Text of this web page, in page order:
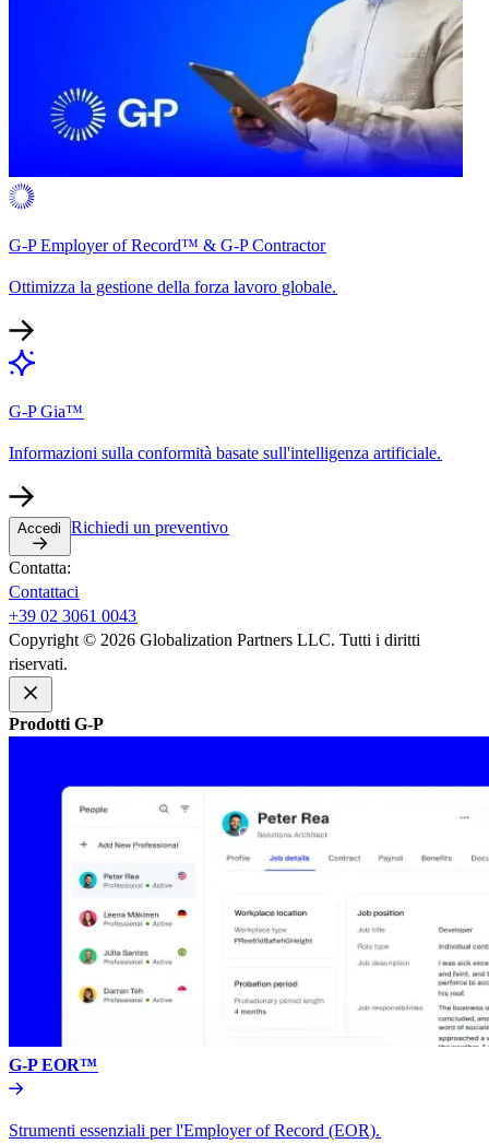
G-P Employer of Record™ & G-P Contractor​​
Ottimizza la gestione della forza lavoro globale.​​
G-P Gia™​​
Informazioni sulla conformità basate sull'intelligenza artificiale.​​
Accedi​​ Richiedi un preventivo​​
Contatta:​​
Contattaci​​
+39 02 3061 0043​​
Copyright © 2026 Globalization Partners LLC. Tutti i diritti
riservati.​​
Prodotti G-P​​
G-P EOR™​​
Strumenti essenziali per l'Employer of Record (EOR).​​